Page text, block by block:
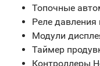
Топочные
Реле давления
Модули
Таймер
Контроллеры